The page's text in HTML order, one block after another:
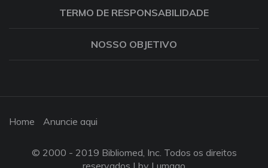
TERMO DE RESPONSABILIDADE
NOSSO OBJETIVO
Home Anuncie aqui
© 2000 - 2019 Bibliomed, Inc. Todos os direitos
reservados | by Lumago